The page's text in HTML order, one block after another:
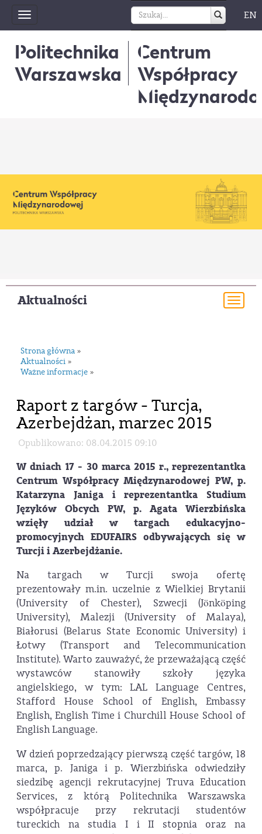
Toggle
navigation
EN
Politechnika
Warszawska
Centrum
Współpracy
Aktualności
Strona główna »
Aktualności »
Ważne informacje »
Raport z targów - Turcja,
Azerbejdżan, marzec 2015
Opublikowano: 08.04.2015 09:10
W dniach 17 - 30 marca 2015 r., reprezentantka
Centrum Współpracy Międzynarodowej PW, p.
Katarzyna Janiga i reprezentantka Studium
Języków Obcych PW, p. Agata Wierzbińska
wzięły udział w targach edukacyjno-
promocyjnych EDUFAIRS odbywających się w
Turcji i Azerbejdżanie.
Na targach w Turcji swoja ofertę
prezentowały m.in. uczelnie z Wielkiej Brytanii
(University of Chester), Szwecji (Jönköping
University), Malezji (University of Malaya),
Białorusi (Belarus State Economic University) i
Łotwy (Transport and Telecommunication
Institute). Warto zauważyć, że przeważającą część
wystawców stanowiły szkoły języka
angielskiego, w tym: LAL Language Centres,
Stafford House School of English, Embassy
English, English Time i Churchill House School of
English Language.
W dzień poprzedzający pierwszą część targów, 18
marca, p. Janiga i p. Wierzbińska odwiedziły
siedzibę agencji rekrutacyjnej Truva Education
Services, z którą Politechnika Warszawska
współpracuje przy rekrutacji studentów
tureckich na studia I i II stopnia oraz na